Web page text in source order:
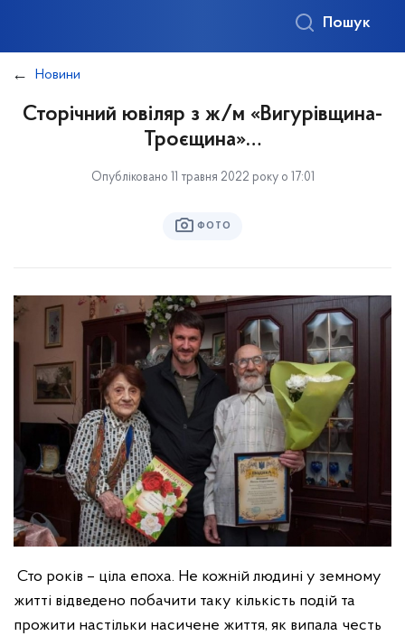
Пошук
Новини
Сторічний ювіляр з ж/м «Вигурівщина-
Троєщина»…
Опубліковано 11 травня 2022 року о 17:01
ФОТО
Сто років – ціла епоха. Не кожній людині у земному
житті відведено побачити таку кількість подій та
прожити настільки насичене життя, як випала честь